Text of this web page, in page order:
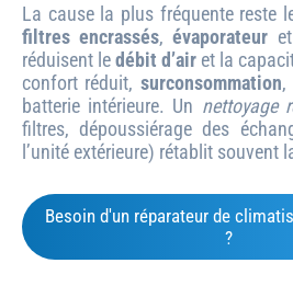
La cause la plus fréquente reste
filtres encrassés,évaporateur et
réduisent ledébit d’air et la
confort réduit, surconsommation,
batterie intérieure. Un nettoyage
filtres, dépoussiérage des
l’unité extérieure) rétablit souvent
Besoin d'un réparateur de
?